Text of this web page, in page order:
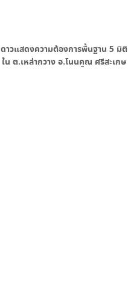
ดาวแสดงความต้องการพื้นฐาน 5 มิติ
ใน ต.เหล่ากวาง อ.โนนคูณ ศรีสะเกษ